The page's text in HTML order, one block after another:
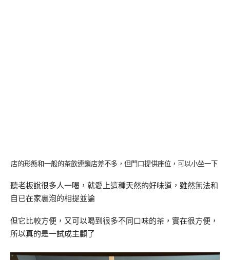
店的形態和一般的茶飲連鎖店差不多，但門口提供座位，可以小坐一下
聽老板說很多人一喝，就愛上這種天然的好味道，雖然無法和
自已在家裏泡的相提並論
但它比較方便，又可以喝到很多不同口味的茶，實在很方便，
所以真的是一試成主顧了